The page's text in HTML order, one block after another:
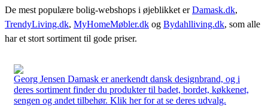
De mest populære bolig-webshops i øjeblikket erDamask.dk,
TrendyLiving.dk, MyHomeMøbler.dk og Bydahlliving.dk, som alle
har et stort sortiment til gode priser.
Georg Jensen Damask er anerkendt dansk designbrand, og i
deres sortiment finder du produkter til badet, bordet, køkkenet,
sengen og andet tilbehør. Klik her for at se deres udvalg.